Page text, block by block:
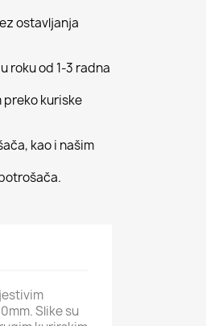
ostavljanja
roku od 1-3 radna
preko kuriske
kao i našim
Slike su